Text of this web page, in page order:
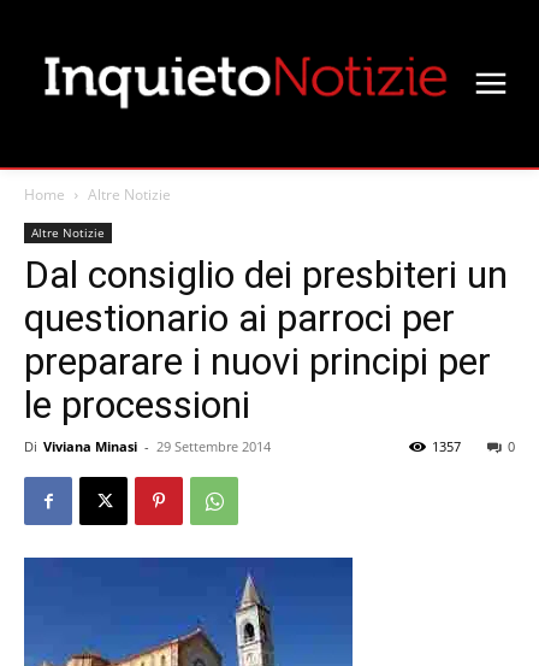
Home Altre Notizie
Altre Notizie
Dal consiglio dei presbiteri un
questionario ai parroci per
preparare i nuovi principi per
le processioni
Di Viviana Minasi - 29 Settembre 2014 0
1357